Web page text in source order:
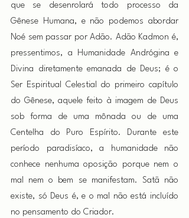
que se desenrolará todo processo da
Gênese Humana, e não podemos abordar
Noé sem passar por Adão. Adão Kadmon é,
pressentimos, a Humanidade Andrógina e
Divina diretamente emanada de Deus; é o
Ser Espiritual Celestial do primeiro capítulo
do Gênese, aquele feito à imagem de Deus
sob forma de uma mônada ou de uma
Centelha do Puro Espírito. Durante este
período paradisíaco, a humanidade não
conhece nenhuma oposição porque nem o
mal nem o bem se manifestam. Satã não
existe, só Deus é, e o mal não está incluído
no pensamento do Criador.